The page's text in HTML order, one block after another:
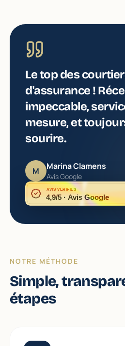
Le top des
d'assurance !
impeccable,
mesure, et
sourire.
M Marina Clamens
Avis Google
AVIS VÉRIFIÉS
4,9/5 · Avis Google
NOTRE MÉTHODE
Simple,
étapes